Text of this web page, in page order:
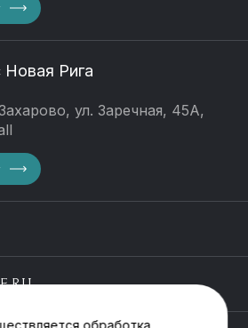
Рига
ул. Заречная, 45А,
обработка